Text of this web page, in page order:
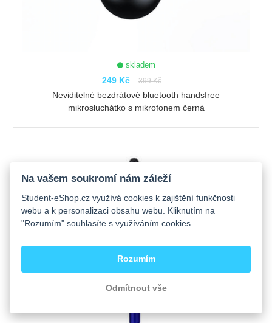
skladem
249 Kč 399 Kč
Neviditelné bezdrátové bluetooth handsfree
mikrosluchátko s mikrofonem černá
Na vašem soukromí nám záleží
Student-eShop.cz využívá cookies k zajištění funkčnosti
webu a k personalizaci obsahu webu. Kliknutím na
"Rozumím" souhlasíte s využíváním cookies.
Rozumím
Odmítnout vše